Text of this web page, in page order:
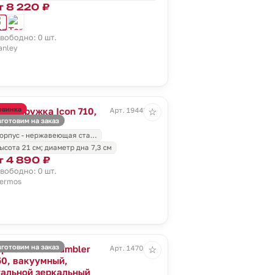
8 220 ₽
0 шт.
на заказ
Icon 710,
Арт. 19443.50
- нержавеющая ста…
21 см; диаметр дна 7,3 см
4 890 ₽
0 шт.
☆
на заказTumbler
вакуумный,
зеркальный
Арт. 14704.10
☆